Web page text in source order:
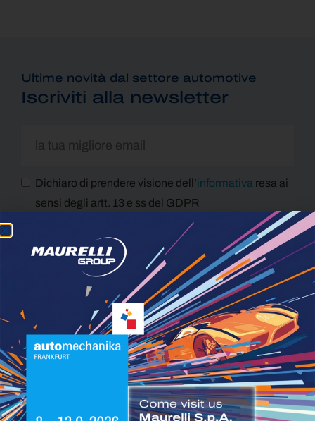
Ultime novità dal settore automotive
Iscriviti alla newsletter
Dichiaro di prendere visione dell’informativa resa ai
sensi degli artt. 13 e ss del GDPR
Dichiaro di voler prestare il mio consenso per le
attività finalizzate al Marketing
ISCRIVITI
Alternative:
Certificazioni Maurelli SPA